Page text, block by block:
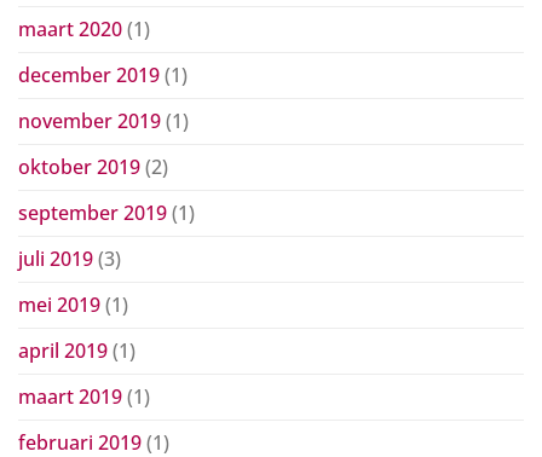
maart 2020(1)
december 2019(1)
november 2019(1)
oktober 2019(2)
september 2019(1)
juli 2019(3)
mei 2019(1)
april 2019(1)
maart 2019(1)
februari 2019(1)